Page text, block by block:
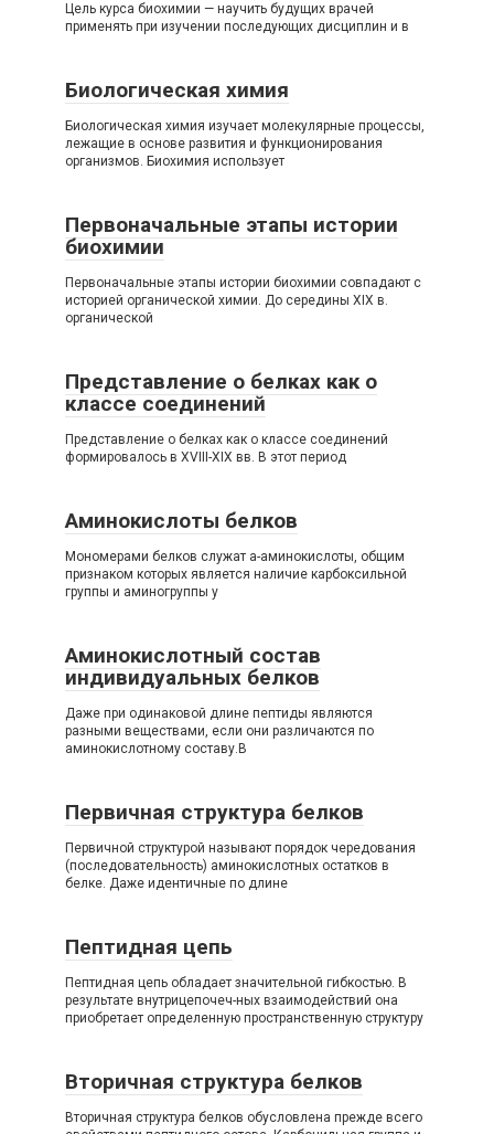
Цель курса биохимии — научить будущих врачей
применять при изучении последующих дисциплин и в
Биологическая химия
Биологическая химия изучает молекулярные процессы,
лежащие в основе развития и функционирования
организмов. Биохимия использует
Первоначальные этапы истории
биохимии
Первоначальные этапы истории биохимии совпадают с
историей органической химии. До середины XIX в.
органической
Представление о белках как о
классе соединений
Представление о белках как о классе соединений
формировалось в XVIII-XIX вв. В этот период
Аминокислоты белков
Мономерами белков служат а-аминокислоты, общим
признаком которых является наличие карбоксильной
группы и аминогруппы у
Аминокислотный состав
индивидуальных белков
Даже при одинаковой длине пептиды являются
разными веществами, если они различаются по
аминокислотному составу.В
Первичная структура белков
Первичной структурой называют порядок чередования
(последовательность) аминокислотных остатков в
белке. Даже идентичные по длине
Пептидная цепь
Пептидная цепь обладает значительной гибкостью. В
результате внутрицепочеч-ных взаимодействий она
приобретает определенную пространственную структуру
Вторичная структура белков
Вторичная структура белков обусловлена прежде всего